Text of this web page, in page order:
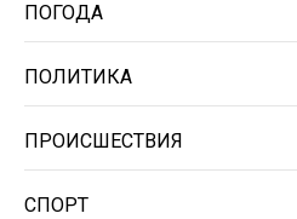
ПОГОДА
ПОЛИТИКА
ПРОИСШЕСТВИЯ
СПОРТ